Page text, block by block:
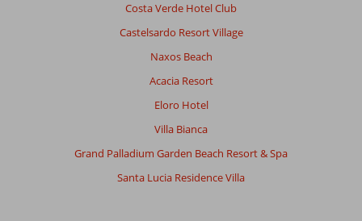
Costa Verde Hotel Club
Castelsardo Resort Village
Naxos Beach
Acacia Resort
Eloro Hotel
Villa Bianca
Grand Palladium Garden Beach Resort & Spa
Santa Lucia Residence Villa